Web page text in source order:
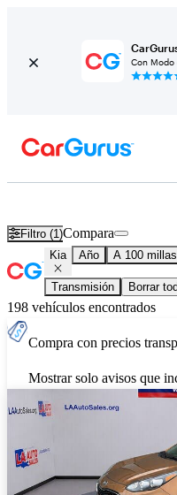
Con
Filtro (1)Compara
Kia Año A 100
Transmisión Borrar
198 vehículos encontrados
Compra con precios
Mostrar solo avisos que